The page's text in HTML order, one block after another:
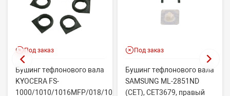
Под заказ
Бушинг тефлонового вала
KYOCERA FS-
1000/1010/1016MFP/018/1020/1030D
Под заказ
Бушинг тефлонового вала
SAMSUNG ML-2851ND
(CET), CET3679, правый